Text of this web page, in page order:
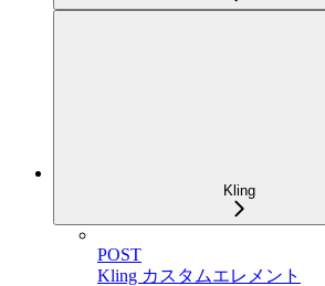
Kling
POST
Kling カスタムエレメント